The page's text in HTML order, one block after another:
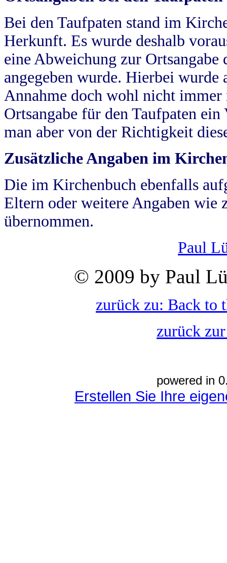
Bei den Taufpaten stand im
Herkunft. Es wurde deshalb
eine Abweichung zur
angegeben wurde. Hierbei wurde
Annahme doch wohl nicht
Ortsangabe für den Taufpaten
man aber von der Richtigkeit
Zusätzliche Angaben im
Die im Kirchenbuch ebenfalls
Eltern oder weitere Angaben wie
übernommen.
Paul
© 2009 by Paul
zurück zu: Back to
zurück
powered in
Erstellen Sie Ihre